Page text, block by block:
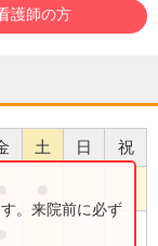
護師の方
土 日 祝
。来院前に必ず